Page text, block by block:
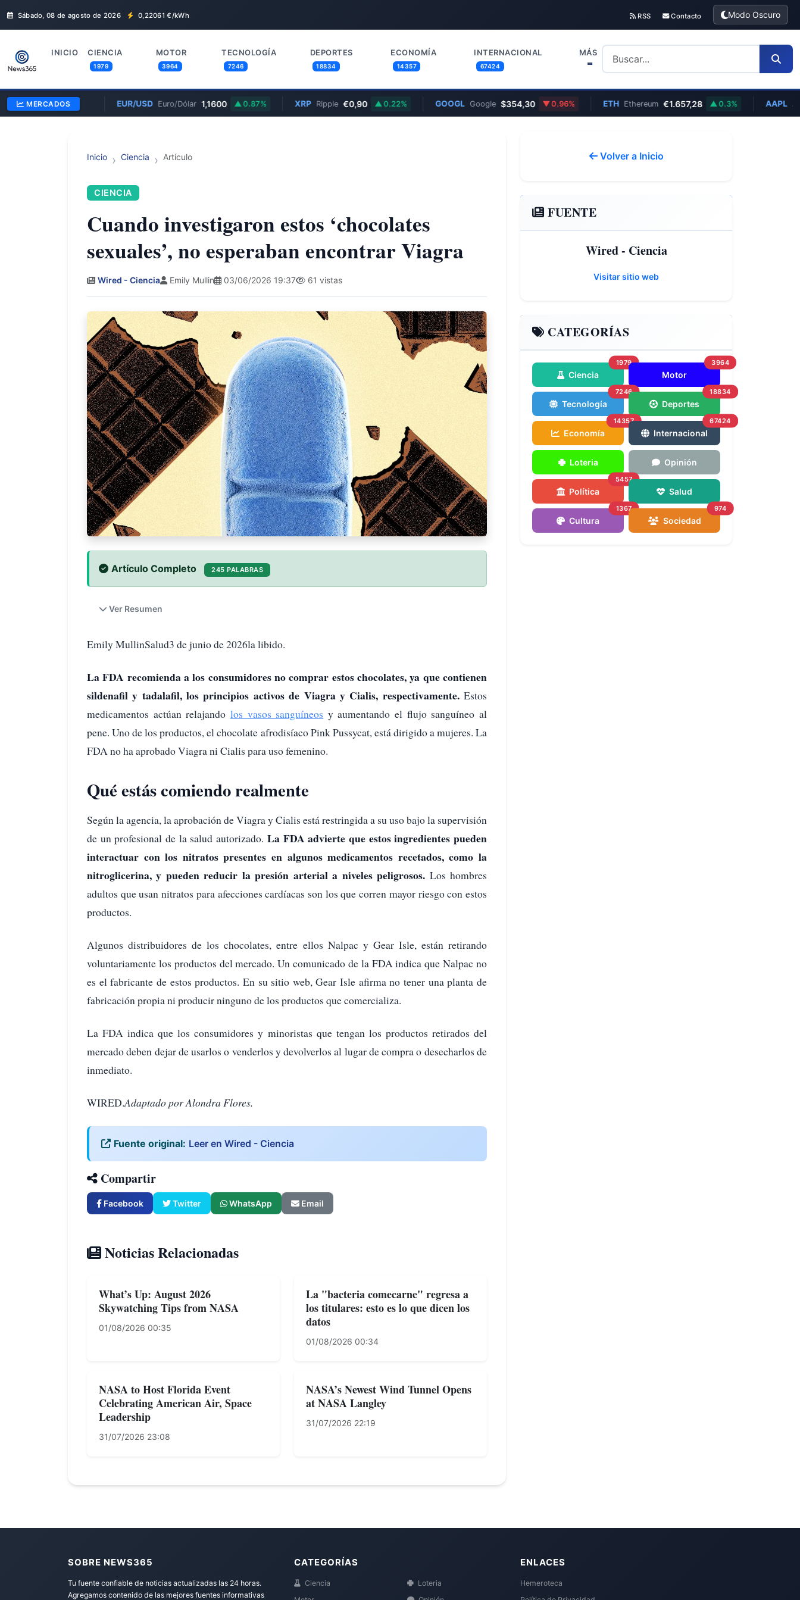
Sábado, 08 de agosto de 2026 0,22061 €/kWh RSS Contacto Modo Oscuro
INICIO CIENCIA
1979
MOTOR
3964
TECNOLOGÍA
7246
DEPORTES
18834
ECONOMÍA
14357
INTERNACIONAL
67424
MÁS
MERCADOS
0.5% EUR/USD Euro/Dólar 1,1600 0.87% Ripple €0,90 0.22% GOOGL Google $354,30 0.96% Ethereum €1.657,28 0.3% AAPL Apple
Inicio Ciencia Artículo
CIENCIA
Cuando investigaron estos ‘chocolates
sexuales’, no esperaban encontrar Viagra
Wired - Ciencia Emily Mullin 03/06/2026 19:37 61 vistas
Artículo Completo 245 PALABRAS
Ver Resumen
Emily MullinSalud3 de junio de 2026la libido.
La FDA recomienda a los consumidores no comprar estos chocolates, ya que contienen
sildenafil y tadalafil, los principios activos de Viagra y Cialis, respectivamente.Estos
medicamentos actúan relajando los vasos sanguíneos y aumentando el flujo sanguíneo al
pene. Uno de los productos, el chocolate afrodisíaco Pink Pussycat, está dirigido a mujeres. La
FDA no ha aprobado Viagra ni Cialis para uso femenino.
Qué estás comiendo realmente
Según la agencia, la aprobación de Viagra y Cialis está restringida a su uso bajo la supervisión
de un profesional de la salud autorizado. La FDA advierte que estos ingredientes pueden
interactuar con los nitratos presentes en algunos medicamentos recetados, como la
nitroglicerina, y pueden reducir la presión arterial a niveles peligrosos. Los hombres
adultos que usan nitratos para afecciones cardíacas son los que corren mayor riesgo con estos
productos.
Algunos distribuidores de los chocolates, entre ellos Nalpac y Gear Isle, están retirando
voluntariamente los productos del mercado. Un comunicado de la FDA indica que Nalpac no
es el fabricante de estos productos. En su sitio web, Gear Isle afirma no tener una planta de
fabricación propia ni producir ninguno de los productos que comercializa.
La FDA indica que los consumidores y minoristas que tengan los productos retirados del
mercado deben dejar de usarlos o venderlos y devolverlos al lugar de compra o desecharlos de
inmediato.
WIRED.Adaptado por Alondra Flores.
Fuente original: Leer en Wired - Ciencia
Compartir
Facebook Twitter WhatsApp Email
Noticias Relacionadas
What’s Up: August 2026
Skywatching Tips from NASA
01/08/2026 00:35
La "bacteria comecarne" regresa a
los titulares: esto es lo que dicen los
datos
01/08/2026 00:34
NASA to Host Florida Event
Celebrating American Air, Space
Leadership
31/07/2026 23:08
NASA’s Newest Wind Tunnel Opens
at NASA Langley
31/07/2026 22:19
Volver a Inicio
FUENTE
Wired - Ciencia
Visitar sitio web
CATEGORÍAS
Ciencia
1979
Motor
3964
Tecnología
7246
Deportes
18834
Economía
14357
Internacional
67424
Loteria Opinión
Política
5457
Salud
Cultura
1367
Sociedad
974
SOBRE NEWS365
Tu fuente confiable de noticias actualizadas las 24 horas.
Agregamos contenido de las mejores fuentes informativas
CATEGORÍAS
Ciencia
Loteria
ENLACES
Hemeroteca